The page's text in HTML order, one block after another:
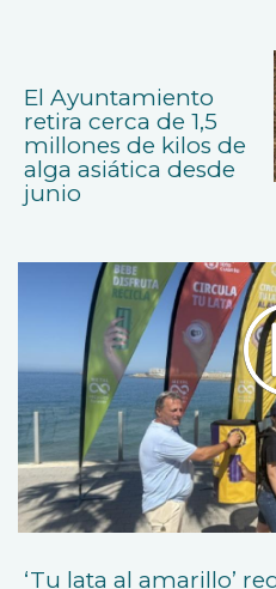
El Ayuntamiento
retira cerca de 1,5
millones de kilos de
alga asiática desde
junio
‘Tu lata al amarillo’